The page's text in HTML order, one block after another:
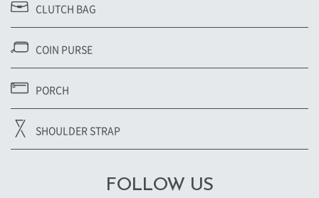
CLUTCH BAG
COIN PURSE
PORCH
SHOULDER STRAP
FOLLOW US